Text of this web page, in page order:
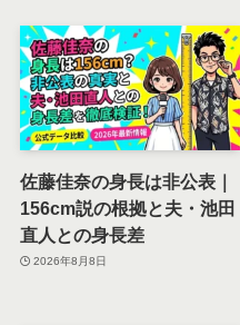
佐藤佳奈の身長は非公表｜
156cm説の根拠と夫・池田
直人との身長差
2026年8月8日